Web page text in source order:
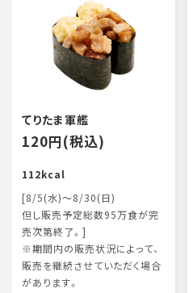
てりたま軍艦
120円(税込)
112kcal
[8/5(水)～8/30(日)
但し販売予定総数95万食が完
売次第終了。]
※期間内の販売状況によって、
販売を継続させていただく場合
があります。